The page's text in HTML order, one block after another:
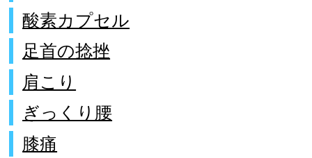
酸素カプセル
足首の捻挫
肩こり
ぎっくり腰
膝痛